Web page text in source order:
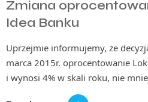
Zmiana
Idea Banku
Uprzejmie informujemy, że
marca 2015r. oprocentowanie
i wynosi 4% w skali roku, nie